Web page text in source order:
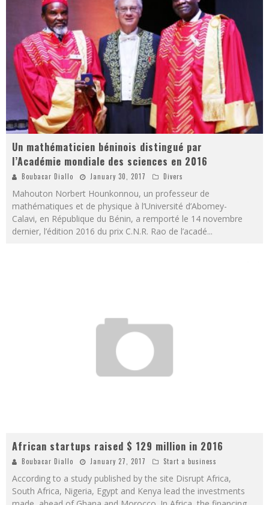
Un mathématicien béninois distingué par
l’Académie mondiale des sciences en 2016
Boubacar Diallo January 30, 2017 Divers
Mahouton Norbert Hounkonnou, un professeur de
mathématiques et de physique à l’Université d’Abomey-
Calavi, en République du Bénin, a remporté le 14 novembre
dernier, l’édition 2016 du prix C.N.R. Rao de l’acadé...
African startups raised $ 129 million in 2016
Boubacar Diallo January 27, 2017 Start a business
According to a study published by the site Disrupt Africa,
South Africa, Nigeria, Egypt and Kenya lead the investments